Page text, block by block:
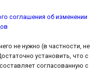
соглашения об изменении
не нужно (в частности, не
установить, что с
согласованную с